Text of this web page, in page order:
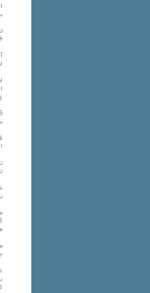
۶استان به ۵۰درجه می‌رسد